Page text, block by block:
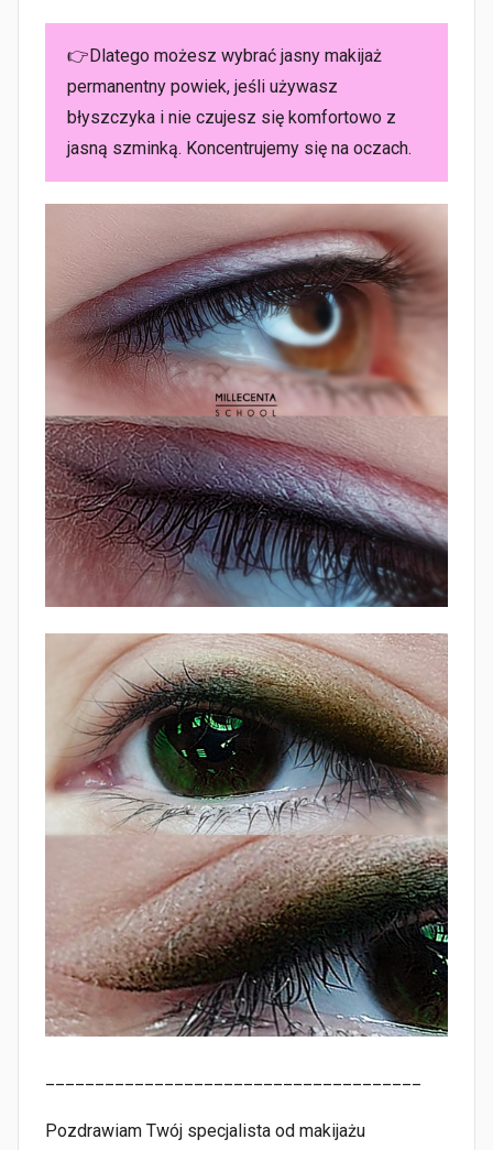
👉Dlatego możesz wybrać jasny makijaż
permanentny powiek, jeśli używasz
błyszczyka i nie czujesz się komfortowo z
jasną szminką. Koncentrujemy się na oczach.
Pozdrawiam Twój specjalista od makijażu